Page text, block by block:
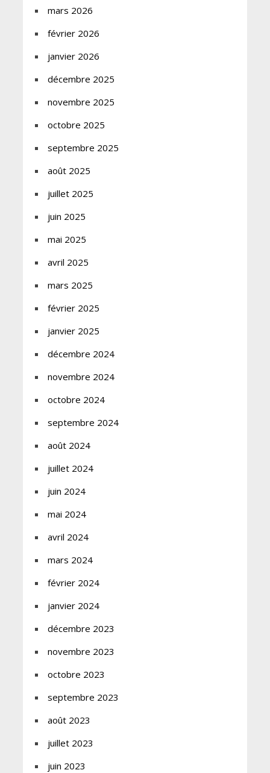
mars 2026
février 2026
janvier 2026
décembre 2025
novembre 2025
octobre 2025
septembre 2025
août 2025
juillet 2025
juin 2025
mai 2025
avril 2025
mars 2025
février 2025
janvier 2025
décembre 2024
novembre 2024
octobre 2024
septembre 2024
août 2024
juillet 2024
juin 2024
mai 2024
avril 2024
mars 2024
février 2024
janvier 2024
décembre 2023
novembre 2023
octobre 2023
septembre 2023
août 2023
juillet 2023
juin 2023